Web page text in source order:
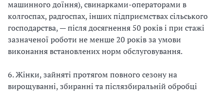
машинного доїння), свинарками-операторами в
колгоспах, радгоспах, інших підприємствах сільського
господарства, — після досягнення 50 років і при стажі
зазначеної роботи не менше 20 років за умови
виконання встановлених норм обслуговування.
6. Жінки, зайняті протягом повного сезону на
вирощуванні, збиранні та післязбиральній обробці